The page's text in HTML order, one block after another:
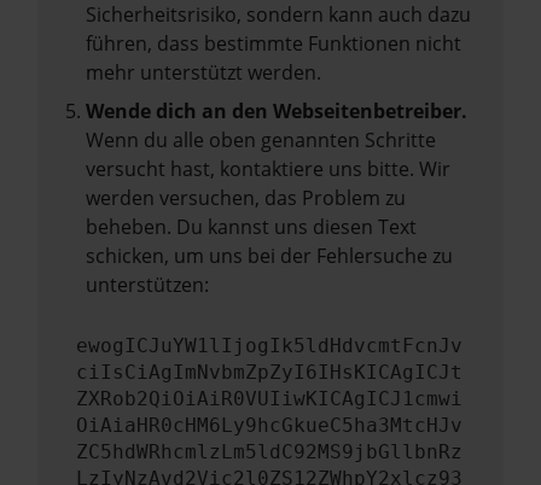
Sicherheitsrisiko, sondern kann auch dazu
führen, dass bestimmte Funktionen nicht
mehr unterstützt werden.
Wende dich an den Webseitenbetreiber.
Wenn du alle oben genannten Schritte
versucht hast, kontaktiere uns bitte. Wir
werden versuchen, das Problem zu
beheben. Du kannst uns diesen Text
schicken, um uns bei der Fehlersuche zu
unterstützen:
ewogICJuYW1lIjogIk5ldHdvcmtFcnJv
ciIsCiAgImNvbmZpZyI6IHsKICAgICJt
ZXRob2QiOiAiR0VUIiwKICAgICJ1cmwi
OiAiaHR0cHM6Ly9hcGkueC5ha3MtcHJv
ZC5hdWRhcmlzLm5ldC92MS9jbGllbnRz
LzIyNzAvd2Vic2l0ZS12ZWhpY2xlcz93